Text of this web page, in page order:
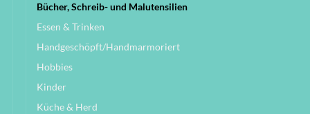
Bücher, Schreib- und Malutensilien
Essen & Trinken
Handgeschöpft/Handmarmoriert
Hobbies
Kinder
Küche & Herd